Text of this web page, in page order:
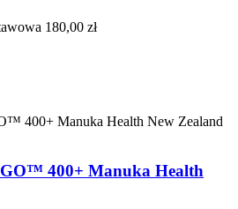
180,00 zł
400+ Manuka Health